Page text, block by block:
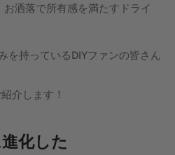
洒落で所有感を満たすドライ
を持っているDIYファンの皆さん
介します！
化した